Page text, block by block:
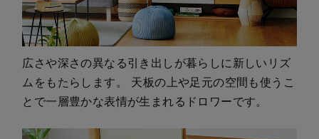
広さや深さの異なる引き出しが暮らしに新しいリズ
ムをもたらします。 天板の上や足元の空間も使うこ
とで一層豊かな表情が生まれるドロワーです。